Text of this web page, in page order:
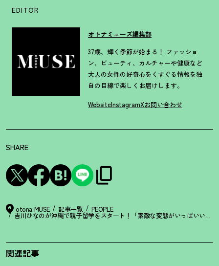
EDITOR
オトナミューズ編集部
37歳、輝く季節が始まる！ ファッショ
ン、ビューティ、カルチャーや健康など
大人の女性の好奇心をくすぐる情報を独
自の目線で楽しくお届けします。
WebsiteInstagramXお問い合わせ
SHARE
otona MUSE 記事一覧 PEOPLE
吉川ひなのが沖縄で親子留学をスタート ！ 「素敵な変態がいっぱいいて
関連記事